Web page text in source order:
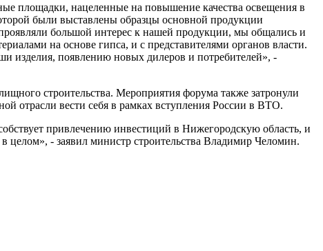
площадки, нацеленные на повышение качества освещения в
были выставлены образцы основной продукции
большой интерес к нашей продукции, мы общались и
на основе гипса, и с представителями органов власти.
изделия, появлению новых дилеров и потребителей», -
строительства. Мероприятия форума также затронули
отрасли вести себя в рамках вступления России в ВТО.
привлечению инвестиций в Нижегородскую область, и
целом», - заявил министр строительства Владимир Челомин.